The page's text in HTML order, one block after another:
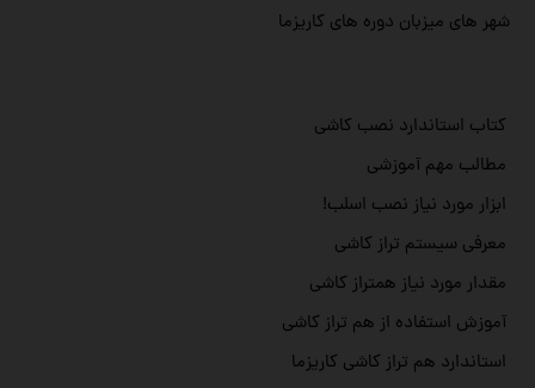
شهر های میزبان دوره های کاریزما
کتاب استاندارد نصب کاشی
مطالب مهم آموزشی
ابزار مورد نیاز نصب اسلب!
معرفی سیستم تراز کاشی
مقدار مورد نیاز همتراز کاشی
آموزش استفاده از هم تراز کاشی
استاندارد هم تراز کاشی کاریزما